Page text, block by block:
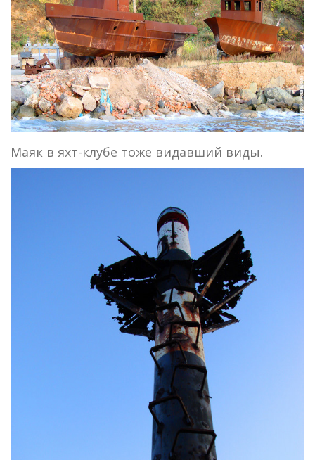
Маяк в яхт-клубе тоже видавший виды.